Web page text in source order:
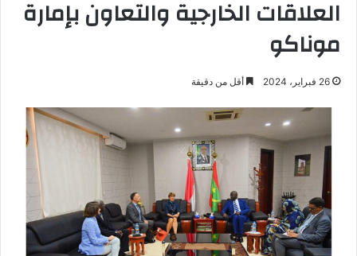
العلاقات الخارجية والتعاون بإمارة
موناكو
26 فبراير، 2024 أقل من دقيقة